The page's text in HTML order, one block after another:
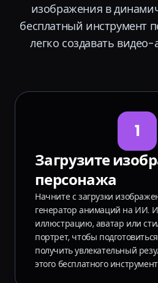
изображения в
бесплатный инструмент
легко создавать
1
Загрузите
персонажа
Начните с загрузки
генератор анимаций на ИИ.
иллюстрацию, аватар или
портрет, чтобы
получить увлекательный
этого бесплатного